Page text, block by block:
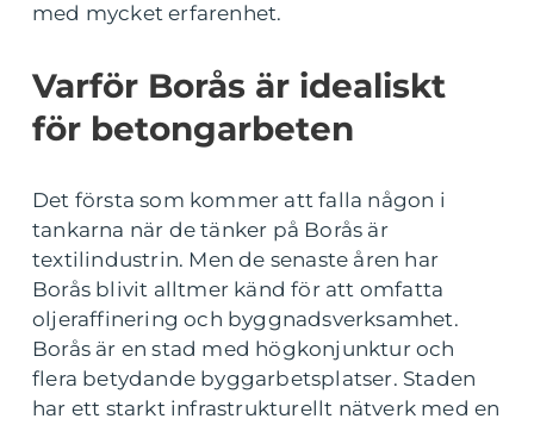
med mycket erfarenhet.
Varför Borås är idealiskt
för betongarbeten
Det första som kommer att falla någon i
tankarna när de tänker på Borås är
textilindustrin. Men de senaste åren har
Borås blivit alltmer känd för att omfatta
oljeraffinering och byggnadsverksamhet.
Borås är en stad med högkonjunktur och
flera betydande byggarbetsplatser. Staden
har ett starkt infrastrukturellt nätverk med en